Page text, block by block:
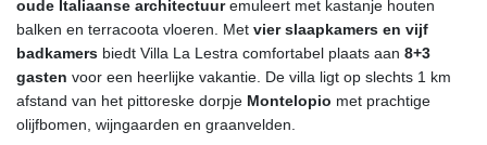
oude Italiaanse architectuuremuleert met kastanje houten
balken en terracoota vloeren. Met vier slaapkamers en vijf
badkamers biedt Villa La Lestra comfortabel plaats aan 8+3
gasten voor een heerlijke vakantie. De villa ligt op slechts 1 km
afstand van het pittoreske dorpje Montelopio met prachtige
olijfbomen, wijngaarden en graanvelden.